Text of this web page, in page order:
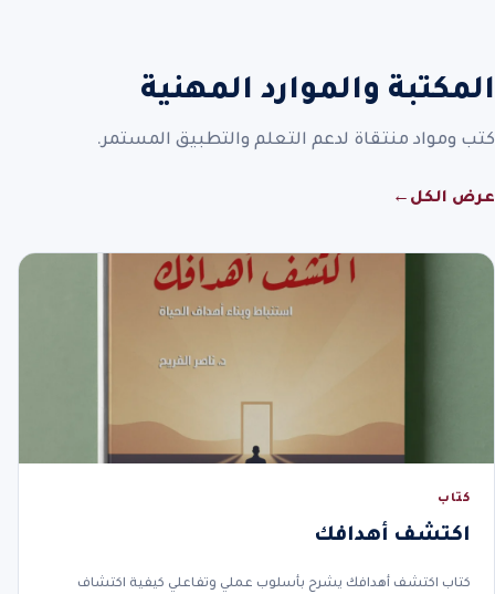
المكتبة والموارد المهنية
كتب ومواد منتقاة لدعم التعلم والتطبيق المستمر.
عرض الكل ←
كتاب
اكتشف أهدافك
كتاب اكتشف أهدافك يشرح بأسلوب عملي وتفاعلي كيفية اكتشاف